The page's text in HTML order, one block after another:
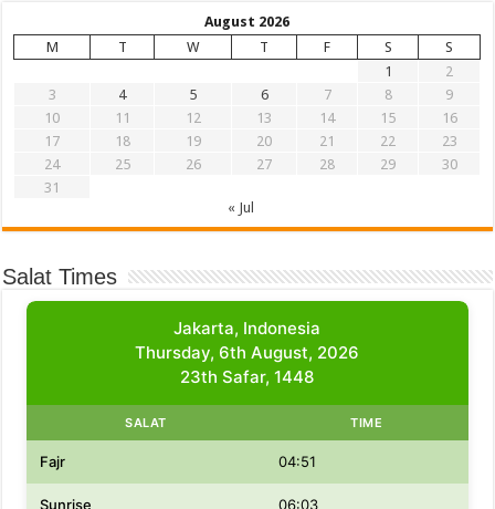
August 2026
M
T W T F S
S
1
2
3
4 5 6 7 8
9
10
11 12 13 14 15
16
17
18 19 20 21 22
23
24
25 26 27 28 29
30
31
« Jul
Salat Times
Jakarta, Indonesia
Thursday, 6th August, 2026
23th Safar, 1448
SALAT TIME
Fajr 04:51
Sunrise 06:03